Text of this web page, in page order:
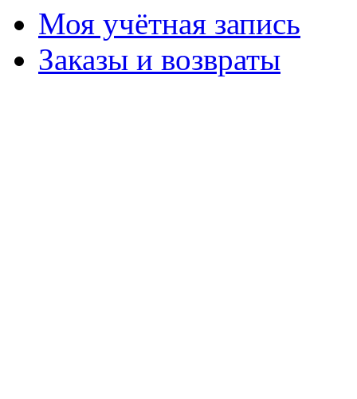
Моя учётная запись
Заказы и возвраты